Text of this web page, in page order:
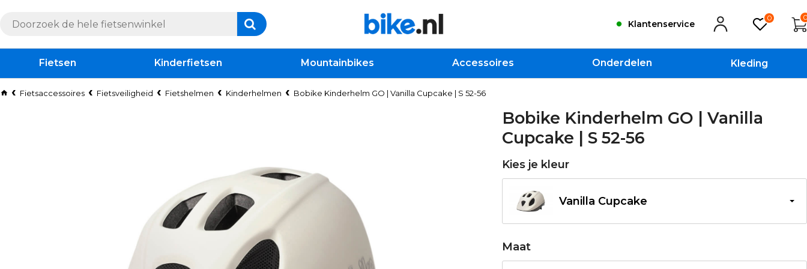
Klantenservice
0
Fietsen Kinderfietsen Mountainbikes Accessoires Onderdelen Kleding
Fietsaccessoires Fietsveiligheid Fietshelmen Kinderhelmen Bobike Kinderhelm GO | Vanilla Cupcake | S 52-56
Bobike Kinderhelm GO | Vanilla
Cupcake | S 52-56
Kies je kleur
Vanilla Cupcake
Maat